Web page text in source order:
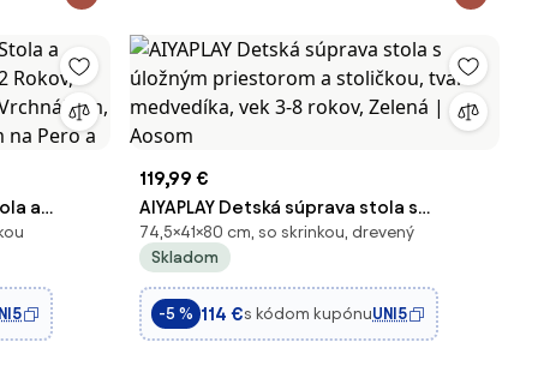
a
Pero a
119,99 €
AIYAPLAY Detská súprava stola s
úložným priestorom a stoličkou, tvar
medvedíka, vek 3-8 rokov, Zelená |
Aosom
74,5×41×80 cm, so skrinkou, drevený
Skladom
-5 % 114 €s kódom kupónuUNI5